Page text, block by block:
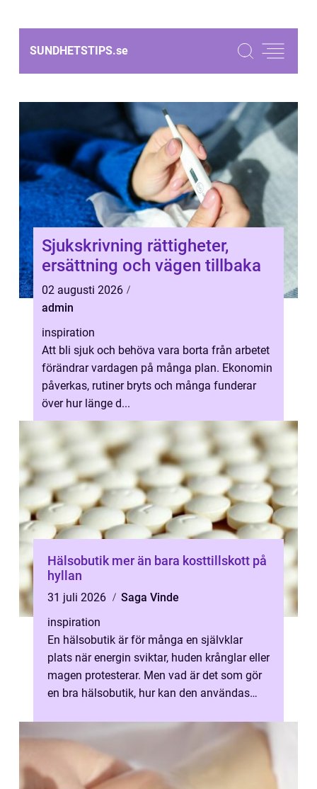
SUNDHETSTIPS.se
Sjukskrivning rättigheter,
ersättning och vägen tillbaka
02 augusti 2026
admin
inspiration
Att bli sjuk och behöva vara borta från arbetet
förändrar vardagen på många plan. Ekonomin
påverkas, rutiner bryts och många funderar
över hur länge d...
Hälsobutik mer än bara kosttillskott på
hyllan
31 juli 2026
Saga Vinde
inspiration
En hälsobutik är för många en självklar
plats när energin sviktar, huden krånglar eller
magen protesterar. Men vad är det som gör
en bra hälsobutik, hur kan den användas